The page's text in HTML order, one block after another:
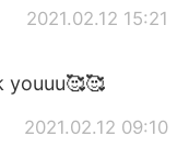
2021.02.12 15:21
youuu🥰🥰
2021.02.12 09:10